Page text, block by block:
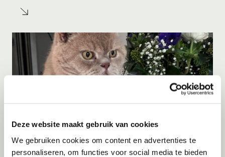
Deze website maakt gebruik van cookies
We gebruiken cookies om content en advertenties te
personaliseren, om functies voor social media te bieden